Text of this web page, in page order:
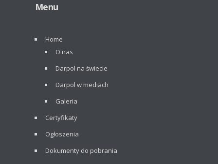
Menu
Home
O nas
Darpol na świecie
Darpol w mediach
Galeria
Certyfikaty
Ogłoszenia
Dokumenty do pobrania